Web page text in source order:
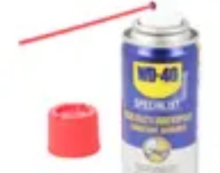
TechnologieGuidesDivertissement Circuits
Univers F1